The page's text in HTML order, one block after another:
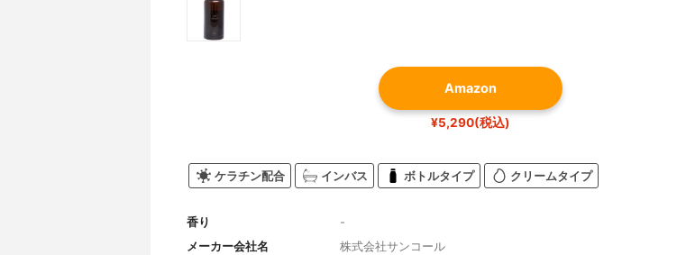
Amazon
¥5,290(税込)
ケラチン配合 インバス ボトルタイプ クリームタイプ
香り
-
メーカー会社名
株式会社サンコール